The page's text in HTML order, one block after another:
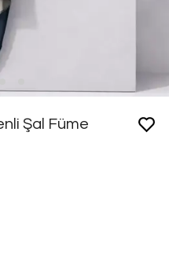
Şal Füme